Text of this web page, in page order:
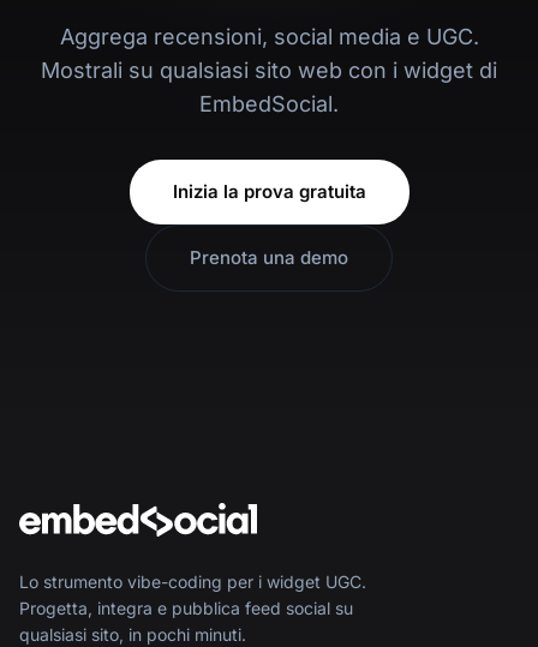
Aggrega recensioni, social media e UGC.
Mostrali su qualsiasi sito web con i widget di
EmbedSocial.
Inizia la prova gratuita
Prenota una demo
Lo strumento vibe-coding per i widget UGC.
Progetta, integra e pubblica feed social su
qualsiasi sito, in pochi minuti.